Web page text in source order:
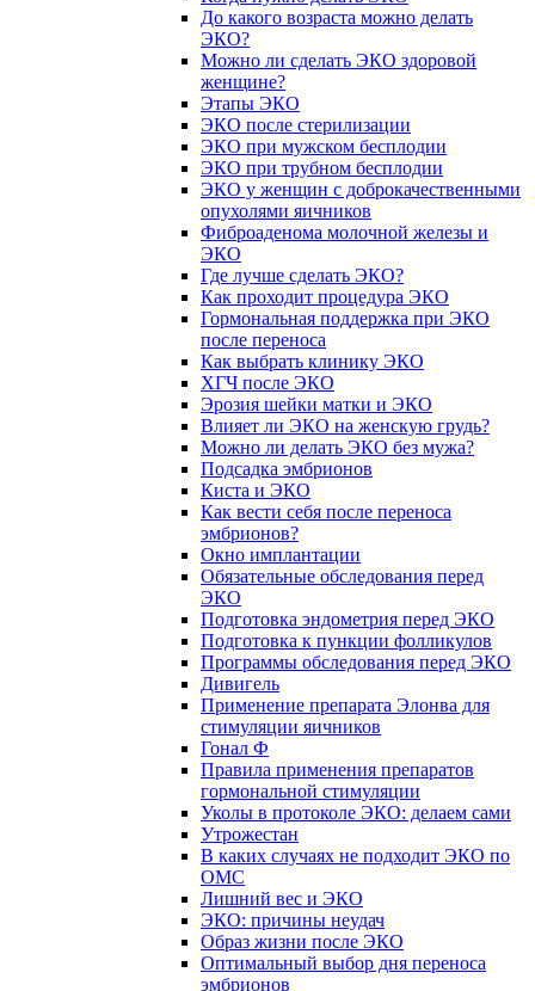
До какого возраста можно делать
ЭКО?
Можно ли сделать ЭКО здоровой
женщине?
Этапы ЭКО
ЭКО после стерилизации
ЭКО при мужском бесплодии
ЭКО при трубном бесплодии
ЭКО у женщин с доброкачественными
опухолями яичников
Фиброаденома молочной железы и
ЭКО
Где лучше сделать ЭКО?
Как проходит процедура ЭКО
Гормональная поддержка при ЭКО
после переноса
Как выбрать клинику ЭКО
ХГЧ после ЭКО
Эрозия шейки матки и ЭКО
Влияет ли ЭКО на женскую грудь?
Можно ли делать ЭКО без мужа?
Подсадка эмбрионов
Киста и ЭКО
Как вести себя после переноса
эмбрионов?
Окно имплантации
Обязательные обследования перед
ЭКО
Подготовка эндометрия перед ЭКО
Подготовка к пункции фолликулов
Программы обследования перед ЭКО
Дивигель
Применение препарата Элонва для
стимуляции яичников
Гонал Ф
Правила применения препаратов
гормональной стимуляции
Уколы в протоколе ЭКО: делаем сами
Утрожестан
В каких случаях не подходит ЭКО по
ОМС
Лишний вес и ЭКО
ЭКО: причины неудач
Образ жизни после ЭКО
Оптимальный выбор дня переноса
эмбрионов